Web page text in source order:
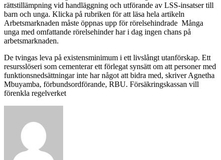
rättstillämpning vid handläggning och utförande av LSS-insatser till
barn och unga. Klicka på rubriken för att läsa hela artikeln
Arbetsmarknaden måste öppnas upp för rörelsehindrade Många
unga med omfattande rörelsehinder har i dag ingen chans på
arbetsmarknaden.
De tvingas leva på existensminimum i ett livslångt utanförskap. Ett
resursslöseri som cementerar ett förlegat synsätt om att personer med
funktionsnedsättningar inte har något att bidra med, skriver Agnetha
Mbuyamba, förbundsordförande, RBU. Försäkringskassan vill
förenkla regelverket